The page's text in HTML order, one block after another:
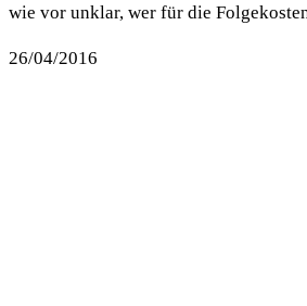
wie vor unklar, wer für die
26/04/2016